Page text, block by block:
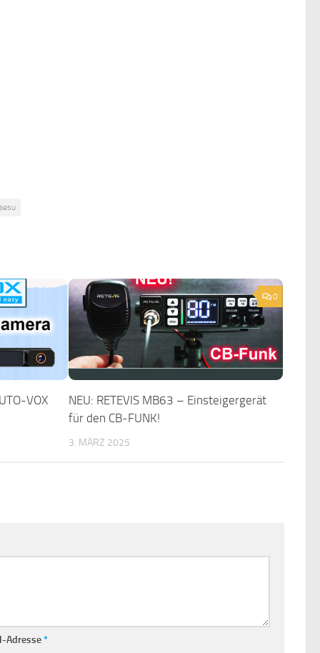
VOX
0
NEU: RETEVIS MB63 – Einsteigergerät
für den CB-FUNK!
3. MÄRZ 2025
Adresse*